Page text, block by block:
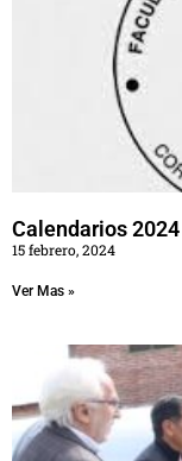
Calendarios 2024
15 febrero, 2024
Ver Mas »